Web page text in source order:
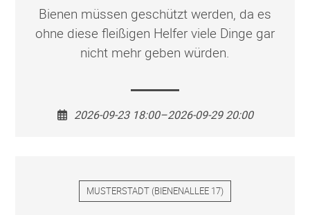
Bienen müssen geschützt werden, da es
ohne diese fleißigen Helfer viele Dinge gar
nicht mehr geben würden.
2026-09-23 18:00–2026-09-29 20:00
MUSTERSTADT (BIENENALLEE 17)